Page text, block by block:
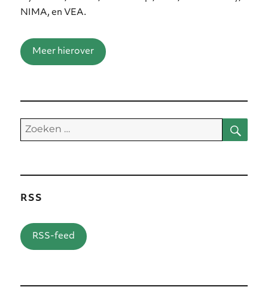
NIMA, en VEA.
Meer hierover
Zoeken
naar:
RSS
RSS-feed